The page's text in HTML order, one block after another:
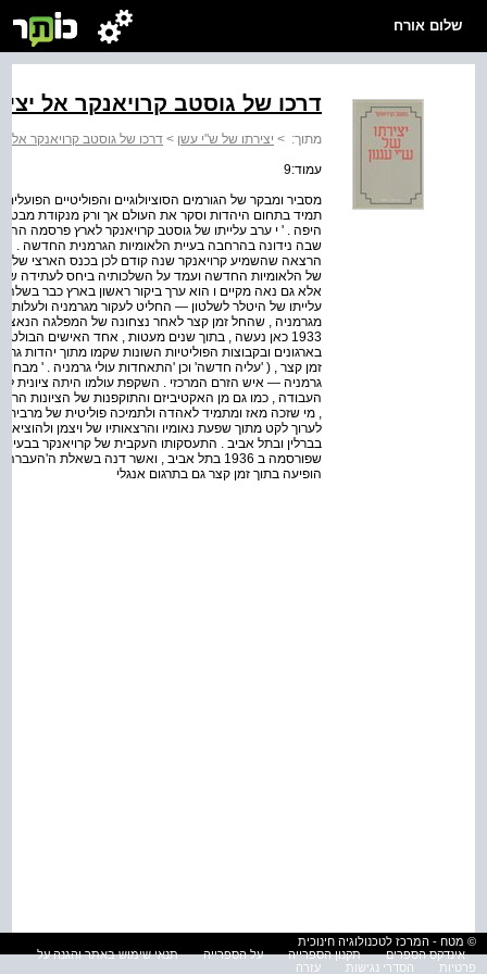
שלום אורח
דרכו של גוסטב קרויאנקר אל
מתוך: > יצירתו של ש"י עשן > דרכו של גוסטב קרויאנקר אל
עמוד:9
מסביר ומבקר של הגורמים הסוציולוגיים והפוליטיים
תמיד בתחום היהדות וסקר את העולם אך ורק מנקודת מבט
היפה . ' י ערב עלייתו של גוסטב קרויאנקר לארץ פרסמה
שבה נידונה בהרחבה בעיית הלאומיות הגרמנית החדשה .
הרצאה שהשמיע קרויאנקר שנה קודם לכן בכנס הארצי של
של הלאומיות החדשה ועמד על השלכותיה ביחס לעתידה של
עלייתו של היטלר לשלטון — החליט לעקור מגרמניה
מגרמניה , שהחל זמן קצר לאחר נצחונה של המפלגה הנאצית
1933 כאן נעשה , בתוך שנים מעטות , אחד האישים
בארגונים ובקבוצות הפוליטיות השונות שקמו מתוך
זמן קצר , ( 'עליה חדשה' וכן 'התאחדות עולי גרמניה . ' מבחינה
גרמניה — איש הזרם המרכזי . השקפת עולמו היתה ציונית
העבודה , כמו גם מן האקטיביזם והתוקפנות של הציונות
, מי שזכה מאז ומתמיד לאהדה ולתמיכה פוליטית של מרבית
לערוך לקט מתוך שפעת נאומיו והרצאותיו של ויצמן
בברלין ובתל אביב . התעסקותו העקבית של קרויאנקר
שפורסמה ב 1936 בתל אביב , ואשר דנה בשאלת
הופיעה בתוך זמן קצר גם בתרגום אנגלי
© מטח - המרכז לטכנולוגיה חינוכית
אינדקס הספרים
תקנון הספרייה על הספרייה
תנאי שימוש באתר והגנה על
פרטיות
הסדרי נגישות עזרה